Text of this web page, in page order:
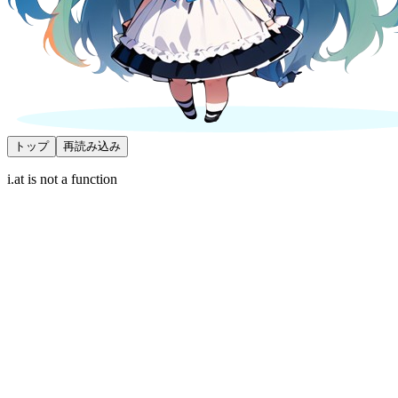
トップ 再読み込み
i.at is not a function